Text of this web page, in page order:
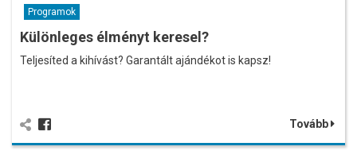
Programok
Különleges élményt keresel?
Teljesíted a kihívást? Garantált ajándékot is kapsz!
Tovább